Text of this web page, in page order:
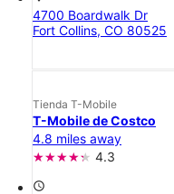
4700 Boardwalk Dr
Fort Collins, CO 80525
Tienda T-Mobile
T-Mobile de Costco
4.8 miles away
4.3
access_time